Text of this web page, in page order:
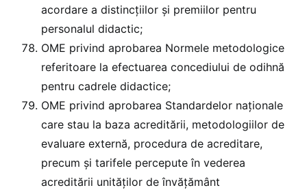
acordare a distincțiilor și premiilor pentru
personalul didactic;
OME privind aprobarea Normele metodologice
referitoare la efectuarea concediului de odihnă
pentru cadrele didactice;
OME privind aprobarea Standardelor naţionale
care stau la baza acreditării, metodologiilor de
evaluare externă, procedura de acreditare,
precum şi tarifele percepute în vederea
acreditării unităților de învățământ